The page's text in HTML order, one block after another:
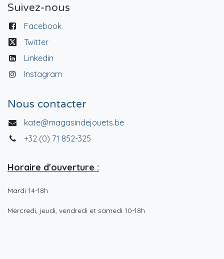
Suivez-nous
Facebook
Twitter
Linkedin
Instagram
Nous contacter
kate@magasindejouets.be
+32 (0) 71 852-325
Horaire d'ouverture :
Mardi 14-18h
Mercredi, jeudi, vendredi et samedi 10-18h